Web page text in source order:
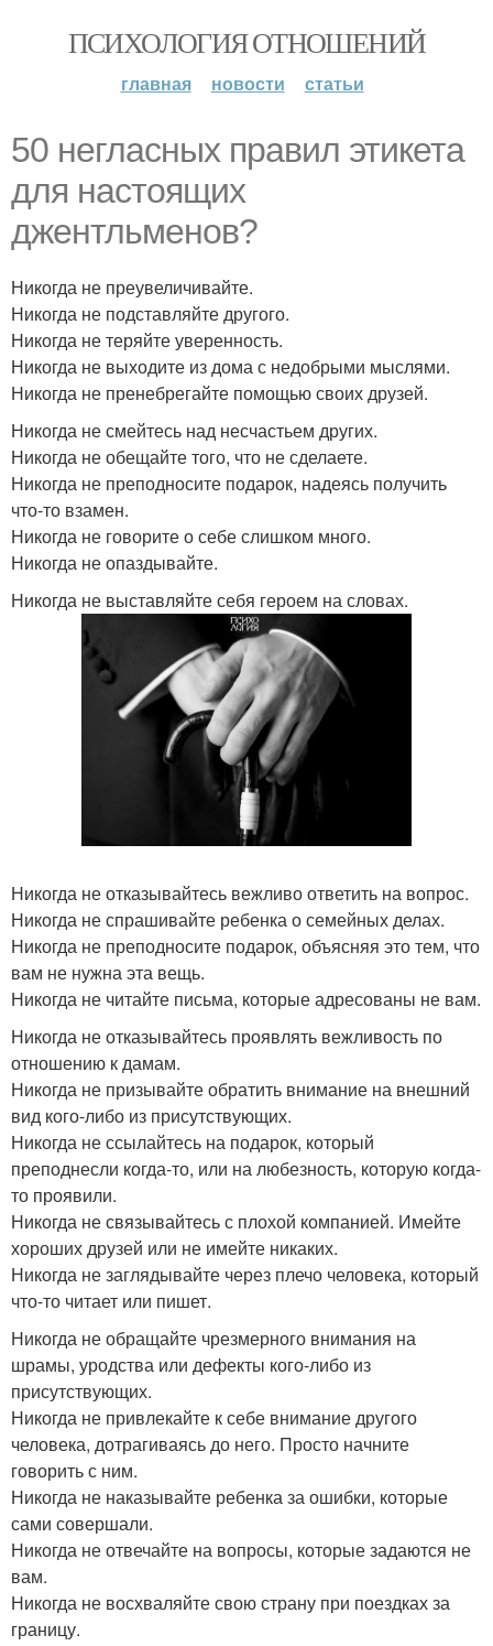
ПСИХОЛОГИЯ ОТНОШЕНИЙ
главная новости статьи
50 негласных правил этикета
для настоящих
джентльменов?
Никогда не преувеличивайте.
Никогда не подставляйте другого.
Никогда не теряйте уверенность.
Никогда не выходите из дома с недобрыми мыслями.
Никогда не пренебрегайте помощью своих друзей.
Никогда не смейтесь над несчастьем других.
Никогда не обещайте того, что не сделаете.
Никогда не преподносите подарок, надеясь получить
что-то взамен.
Никогда не говорите о себе слишком много.
Никогда не опаздывайте.
Никогда не выставляйте себя героем на словах.
Никогда не отказывайтесь вежливо ответить на вопрос.
Никогда не спрашивайте ребенка о семейных делах.
Никогда не преподносите подарок, объясняя это тем, что
вам не нужна эта вещь.
Никогда не читайте письма, которые адресованы не вам.
Никогда не отказывайтесь проявлять вежливость по
отношению к дамам.
Никогда не призывайте обратить внимание на внешний
вид кого-либо из присутствующих.
Никогда не ссылайтесь на подарок, который
преподнесли когда-то, или на любезность, которую когда-
то проявили.
Никогда не связывайтесь с плохой компанией. Имейте
хороших друзей или не имейте никаких.
Никогда не заглядывайте через плечо человека, который
что-то читает или пишет.
Никогда не обращайте чрезмерного внимания на
шрамы, уродства или дефекты кого-либо из
присутствующих.
Никогда не привлекайте к себе внимание другого
человека, дотрагиваясь до него. Просто начните
говорить с ним.
Никогда не наказывайте ребенка за ошибки, которые
сами совершали.
Никогда не отвечайте на вопросы, которые задаются не
вам.
Никогда не восхваляйте свою страну при поездках за
границу.